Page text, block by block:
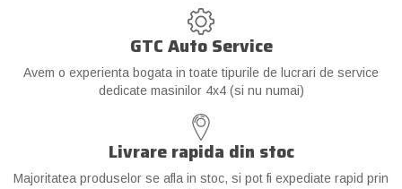
GTC Auto Service
Avem o experienta bogata in toate tipurile de lucrari de service
dedicate masinilor 4x4 (si nu numai)
Livrare rapida din stoc
Majoritatea produselor se afla in stoc, si pot fi expediate rapid prin